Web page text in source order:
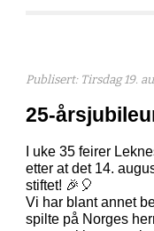
Publisert: Tirsdag 19.
25-
I uke 35 feirer
etter at det 14.
stiftet! 🎉🎈
Vi har blant annet
spilte på Norges